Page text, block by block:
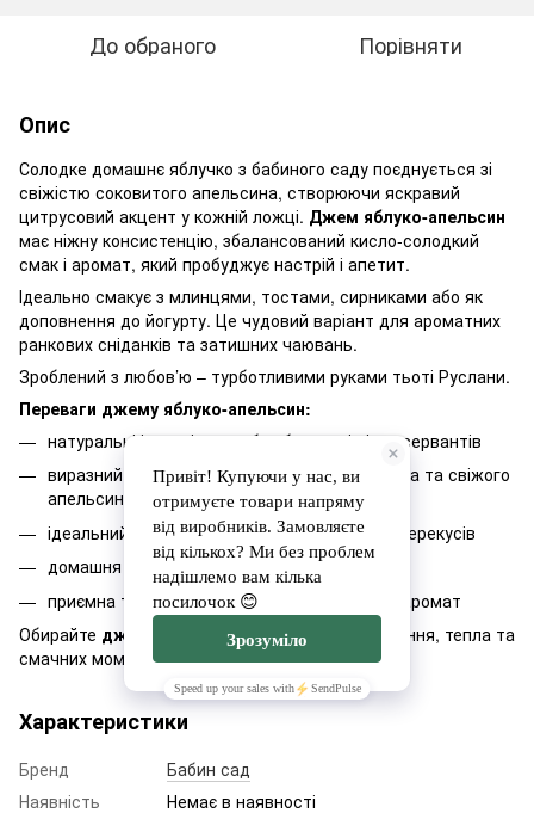
До обраного Порівняти
Опис
Солодке домашнє яблучко з бабиного саду поєднується зі
свіжістю соковитого апельсина, створюючи яскравий
цитрусовий акцент у кожній ложці. Джем яблуко-апельсин
має ніжну консистенцію, збалансований кисло-солодкий
смак і аромат, який пробуджує настрій і апетит.
Ідеально смакує з млинцями, тостами, сирниками або як
доповнення до йогурту. Це чудовий варіант для ароматних
ранкових сніданків та затишних чаювань.
Зроблений з любов’ю – турботливими руками тьоті Руслани.
Переваги джему яблуко-апельсин:
натуральні інгредієнти – без барвників і консервантів
виразний смак – поєднання солодкого яблука та свіжого
апельсина
ідеальний до сніданків, десертів та легких перекусів
домашня рецептура і ручна робота
приємна текстура та яскравий цитрусовий аромат
Обирайте джем яблуко-апельсин– для натхнення, тепла та
смачних моментів кожного дня.
Характеристики
Бренд
Бабин сад
Наявність
Немає в наявності